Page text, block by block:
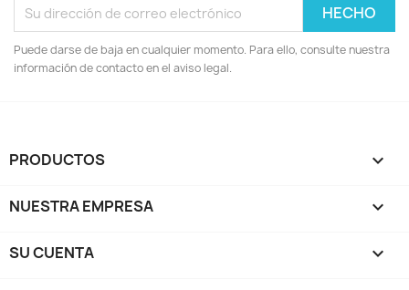
Puede darse de baja en cualquier momento. Para ello, consulte nuestra
información de contacto en el aviso legal.
PRODUCTOS 
NUESTRA EMPRESA 
SU CUENTA 